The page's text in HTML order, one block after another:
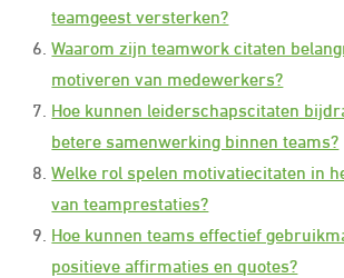
teamgeest versterken?
Waarom zijn teamwork citaten
motiveren van medewerkers?
Hoe kunnen leiderschapscitaten
betere samenwerking binnen teams?
Welke rol spelen motivatiecitaten in
van teamprestaties?
Hoe kunnen teams effectief
positieve affirmaties en quotes?